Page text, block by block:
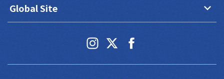
Global Site keyboard_arrow_down